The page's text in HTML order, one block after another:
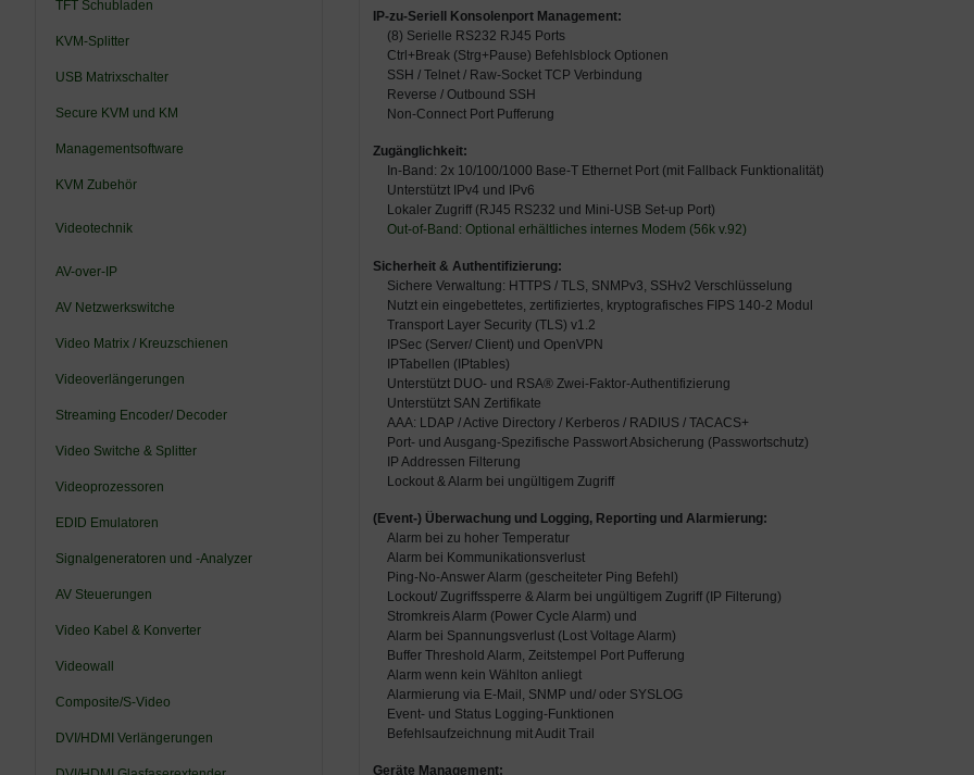
TFT Schubladen
KVM-Splitter
USB Matrixschalter
Secure KVM und KM
Managementsoftware
KVM Zubehör
Videotechnik
AV-over-IP
AV Netzwerkswitche
Video Matrix / Kreuzschienen
Videoverlängerungen
Streaming Encoder/ Decoder
Video Switche & Splitter
Videoprozessoren
EDID Emulatoren
Signalgeneratoren und -Analyzer
AV Steuerungen
Video Kabel & Konverter
Videowall
Composite/S-Video
DVI/HDMI Verlängerungen
IP-zu-Seriell Konsolenport Management:
(8) Serielle RS232 RJ45 Ports
Ctrl+Break (Strg+Pause) Befehlsblock Optionen
SSH / Telnet / Raw-Socket TCP Verbindung
Reverse / Outbound SSH
Non-Connect Port Pufferung
Zugänglichkeit:
In-Band: 2x 10/100/1000 Base-T Ethernet Port (mit Fallback Funktionalität)
Unterstützt IPv4 und IPv6
Lokaler Zugriff (RJ45 RS232 und Mini-USB Set-up Port)
Out-of-Band: Optional erhältliches internes Modem (56k v.92)
Sicherheit & Authentifizierung:
Sichere Verwaltung: HTTPS / TLS, SNMPv3, SSHv2 Verschlüsselung
Nutzt ein eingebettetes, zertifiziertes, kryptografisches FIPS 140-2 Modul
Transport Layer Security (TLS) v1.2
IPSec (Server/ Client) und OpenVPN
IPTabellen (IPtables)
Unterstützt DUO- und RSA® Zwei-Faktor-Authentifizierung
Unterstützt SAN Zertifikate
AAA: LDAP / Active Directory / Kerberos / RADIUS / TACACS+
Port- und Ausgang-Spezifische Passwort Absicherung (Passwortschutz)
IP Addressen Filterung
Lockout & Alarm bei ungültigem Zugriff
(Event-) Überwachung und Logging, Reporting und Alarmierung:
Alarm bei zu hoher Temperatur
Alarm bei Kommunikationsverlust
Ping-No-Answer Alarm (gescheiteter Ping Befehl)
Lockout/ Zugriffssperre & Alarm bei ungültigem Zugriff (IP Filterung)
Stromkreis Alarm (Power Cycle Alarm) und
Alarm bei Spannungsverlust (Lost Voltage Alarm)
Buffer Threshold Alarm, Zeitstempel Port Pufferung
Alarm wenn kein Wählton anliegt
Alarmierung via E-Mail, SNMP und/ oder SYSLOG
Event- und Status Logging-Funktionen
Befehlsaufzeichnung mit Audit Trail
Geräte Management: